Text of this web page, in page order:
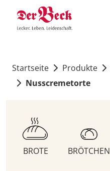
Startseite Produkte
Nusscremetorte
BROTE BRÖTCHEN